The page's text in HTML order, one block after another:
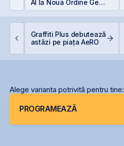
AI la Noua Ordine Geo-
Economică
Graffiti Plus debutează
astăzi pe piața AeRO
Alege varianta potrivită pentru tine:
PROGRAMEAZĂ